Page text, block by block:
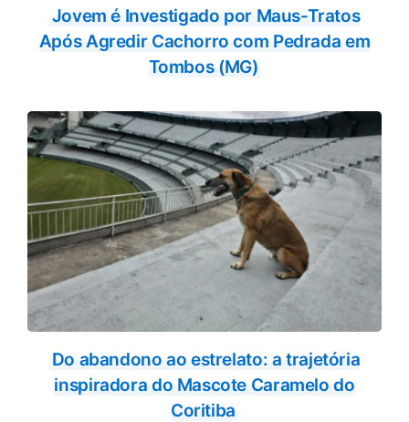
Jovem é Investigado por Maus-Tratos
Após Agredir Cachorro com Pedrada em
Tombos (MG)
Do abandono ao estrelato: a trajetória
inspiradora do Mascote Caramelo do
Coritiba